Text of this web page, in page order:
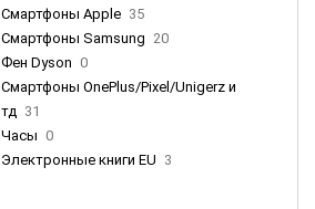
Смартфоны Apple 35
Смартфоны Samsung 20
Фен Dyson 0
Смартфоны OnePlus/Pixel/Unigerz и
тд 31
Часы 0
Электронные книги EU 3